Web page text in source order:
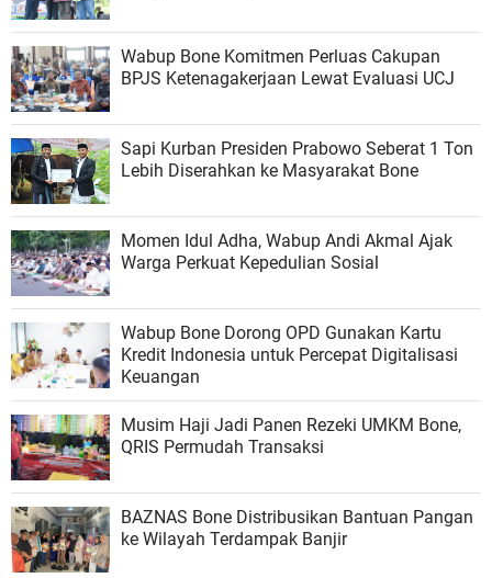
Wabup Bone Komitmen Perluas Cakupan
BPJS Ketenagakerjaan Lewat Evaluasi UCJ
Sapi Kurban Presiden Prabowo Seberat 1 Ton
Lebih Diserahkan ke Masyarakat Bone
Momen Idul Adha, Wabup Andi Akmal Ajak
Warga Perkuat Kepedulian Sosial
Wabup Bone Dorong OPD Gunakan Kartu
Kredit Indonesia untuk Percepat Digitalisasi
Keuangan
Musim Haji Jadi Panen Rezeki UMKM Bone,
QRIS Permudah Transaksi
BAZNAS Bone Distribusikan Bantuan Pangan
ke Wilayah Terdampak Banjir